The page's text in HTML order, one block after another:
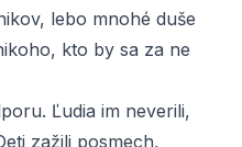
lebo mnohé duše
kto by sa za ne
Ľudia im neverili,
zažili posmech,